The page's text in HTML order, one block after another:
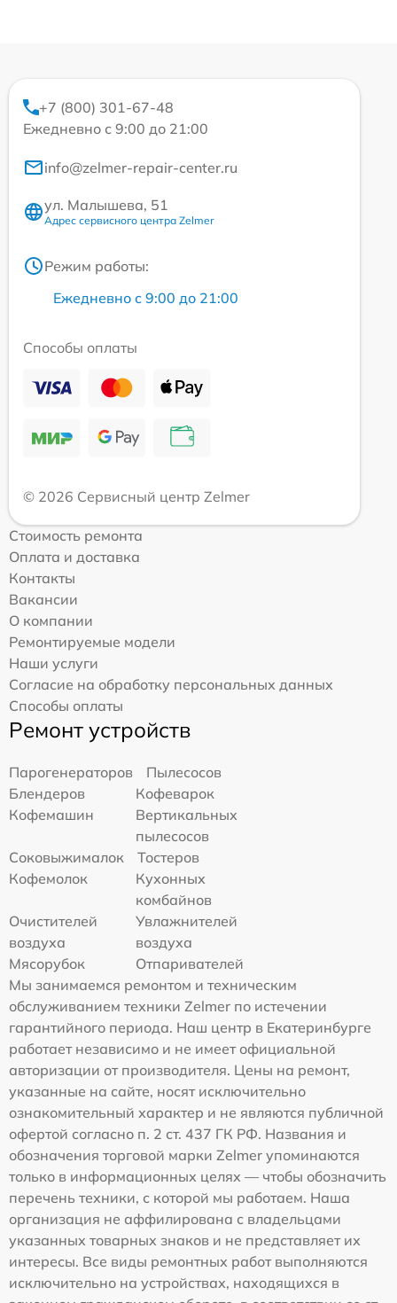
+7 (800) 301-67-48
Ежедневно с 9:00 до 21:00
info@zelmer-repair-center.ru
ул. Малышева, 51
Адрес сервисного центра Zelmer
Режим работы:
Ежедневно с 9:00 до 21:00
Способы оплаты
© 2026 Сервисный центр Zelmer
Стоимость ремонта
Оплата и доставка
Контакты
Вакансии
О компании
Ремонтируемые модели
Наши услуги
Согласие на обработку персональных данных
Способы оплаты
Ремонт устройств
Парогенераторов
Пылесосов
Блендеров
Кофеварок
Кофемашин
Вертикальных
пылесосов
Соковыжималок
Тостеров
Кофемолок
Кухонных
комбайнов
Очистителей
воздуха
Увлажнителей
воздуха
Мясорубок
Отпаривателей
Мы занимаемся ремонтом и техническим
обслуживанием техники Zelmer по истечении
гарантийного периода. Наш центр в Екатеринбурге
работает независимо и не имеет официальной
авторизации от производителя. Цены на ремонт,
указанные на сайте, носят исключительно
ознакомительный характер и не являются публичной
офертой согласно п. 2 ст. 437 ГК РФ. Названия и
обозначения торговой марки Zelmer упоминаются
только в информационных целях — чтобы обозначить
перечень техники, с которой мы работаем. Наша
организация не аффилирована с владельцами
указанных товарных знаков и не представляет их
интересы. Все виды ремонтных работ выполняются
исключительно на устройствах, находящихся в